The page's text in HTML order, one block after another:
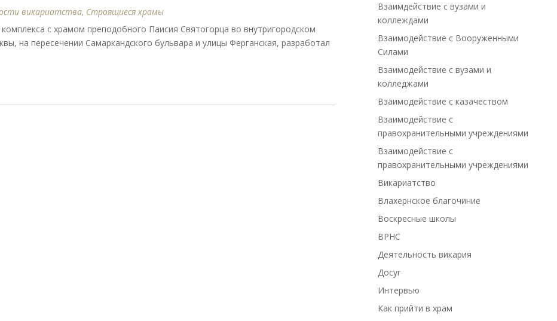
викариатства, Строящиеся храмы
с храмом преподобного Паисия Святогорца во внутригородском
на пересечении Самаркандского бульвара и улицы Ферганская, разработал
Взаимдействие с вузами и
коллеждами
Взаимодействие с Вооруженными
Силами
Взаимодействие с вузами и
колледжами
Взаимодействие с казачеством
Взаимодействие с
правохранительными учреждениями
Взаимодействие с
правохранительными учреждениями
Викариатство
Влахернское благочиние
Воскресные школы
ВРНС
Деятельность викария
Досуг
Интервью
Как прийти в храм